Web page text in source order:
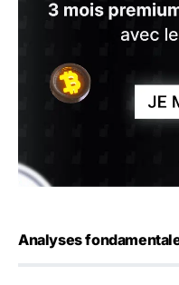
Analyses